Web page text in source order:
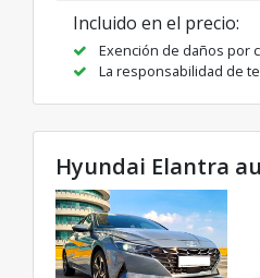
Incluido en el precio:
Exención de daños por
La responsabilidad de
Hyundai Elantra